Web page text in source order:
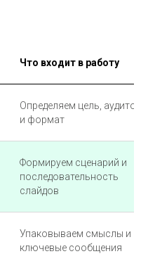
Что входит в работу
Определяем цель,
и формат
Формируем сценарий и
последовательность
слайдов
Упаковываем смыслы и
ключевые сообщения